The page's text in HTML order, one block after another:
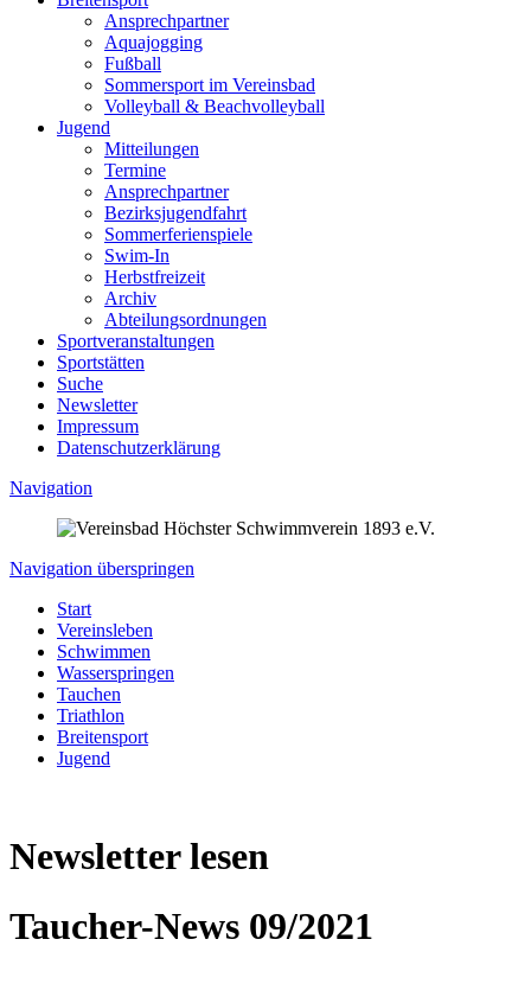
Ansprechpartner
Aquajogging
Fußball
Sommersport im Vereinsbad
Volleyball & Beachvolleyball
Jugend
Mitteilungen
Termine
Ansprechpartner
Bezirksjugendfahrt
Sommerferienspiele
Swim-In
Herbstfreizeit
Archiv
Abteilungsordnungen
Sportveranstaltungen
Sportstätten
Suche
Newsletter
Impressum
Datenschutzerklärung
Navigation
Navigation überspringen
Start
Vereinsleben
Schwimmen
Wasserspringen
Tauchen
Triathlon
Breitensport
Jugend
Newsletter lesen
Taucher-News 09/2021